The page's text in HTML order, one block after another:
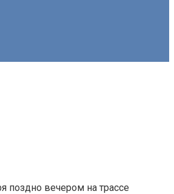
поздно вечером на трассе